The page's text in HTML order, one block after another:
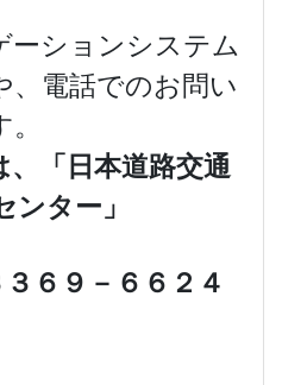
ーションシステム
、電話でのお問い
「日本道路交通
ンター」
６９－６６２４